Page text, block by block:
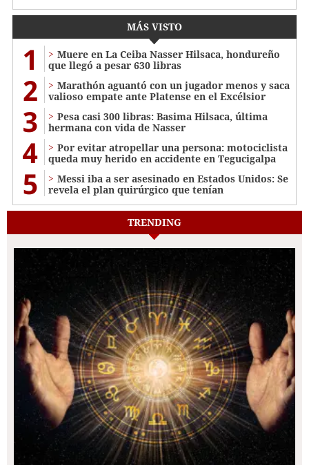
MÁS VISTO
1
Muere en La Ceiba Nasser Hilsaca, hondureño
que llegó a pesar 630 libras
2
Marathón aguantó con un jugador menos y saca
valioso empate ante Platense en el Excélsior
3
Pesa casi 300 libras: Basima Hilsaca, última
hermana con vida de Nasser
4
Por evitar atropellar una persona: motociclista
queda muy herido en accidente en Tegucigalpa
5
Messi iba a ser asesinado en Estados Unidos: Se
revela el plan quirúrgico que tenían
TRENDING